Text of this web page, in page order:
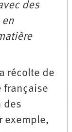
des
en
récolte de
française
des
exemple,